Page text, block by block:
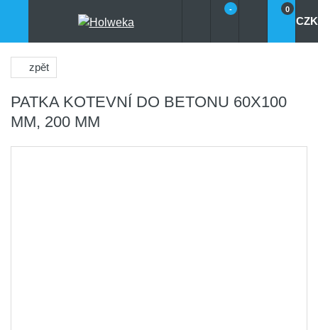
- 0
CZK
zpět
PATKA KOTEVNÍ DO BETONU 60X100
MM, 200 MM